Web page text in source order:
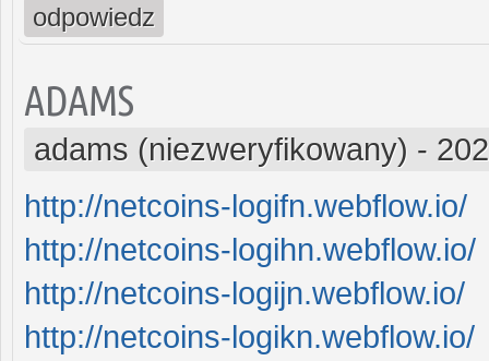
odpowiedz
ADAMS
adams (niezweryfikowany) -
http://netcoins-logifn.webflow.io/
http://netcoins-logihn.webflow.io/
http://netcoins-logijn.webflow.io/
http://netcoins-logikn.webflow.io/